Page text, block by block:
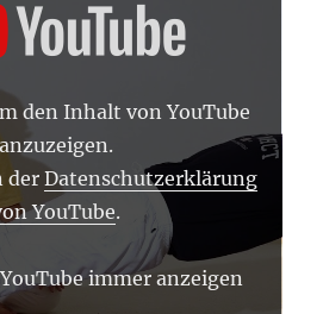
den Inhalt von YouTube
anzuzeigen.
derDatenschutzerklärung
YouTube.
immer anzeigen